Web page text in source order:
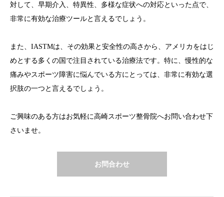
対して、早期介入、特異性、多様な症状への対応といった点で、
非常に有効な治療ツールと言えるでしょう。
また、IASTMは、その効果と安全性の高さから、アメリカをはじ
めとする多くの国で注目されている治療法です。特に、慢性的な
痛みやスポーツ障害に悩んでいる方にとっては、非常に有効な選
択肢の一つと言えるでしょう。
ご興味のある方はお気軽に高崎スポーツ整骨院へお問い合わせ下
さいませ。
お問合わせ